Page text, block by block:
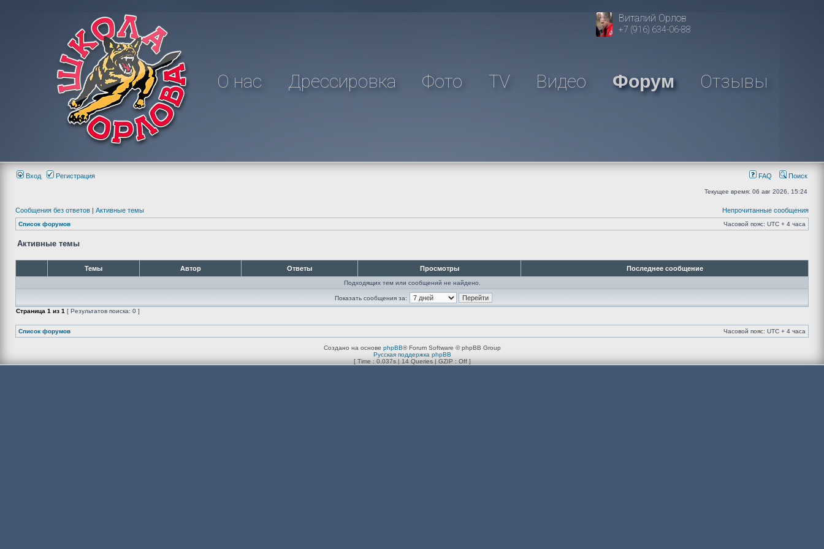
Виталий Орлов
+7 (916) 634-06-88
О нас Дрессировка Фото TV Видео Форум Отзывы
Вход Регистрация FAQ Поиск
Текущее время: 06 авг 2026, 15:24
Сообщения без ответов | Активные темы Непрочитанные сообщения
Список форумов Часовой пояс: UTC + 4 часа
Активные темы
Темы Автор Ответы Просмотры Последнее сообщение
Подходящих тем или сообщений не найдено.
Показать сообщения за:
Страница 1 из 1 [ Результатов поиска: 0 ]
Список форумов Часовой пояс: UTC + 4 часа
Создано на основе phpBB® Forum Software © phpBB Group
Русская поддержка phpBB
[ Time : 0.037s | 14 Queries | GZIP : Off ]